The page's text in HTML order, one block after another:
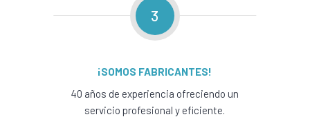
3
¡SOMOS FABRICANTES!
40 años de experiencia ofreciendo un
servicio profesional y eficiente.